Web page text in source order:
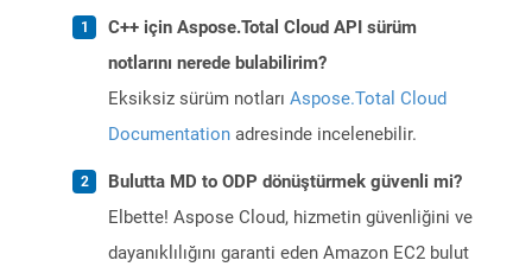
C++ için Aspose.Total Cloud API sürüm
notlarını nerede bulabilirim?
Eksiksiz sürüm notları Aspose.Total Cloud
Documentation adresinde incelenebilir.
Bulutta MD to ODP dönüştürmek güvenli mi?
Elbette! Aspose Cloud, hizmetin güvenliğini ve
dayanıklılığını garanti eden Amazon EC2 bulut